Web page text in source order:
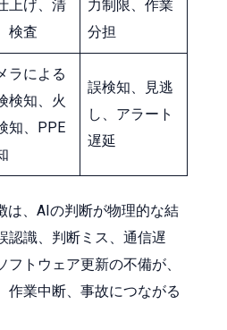
上げ、清
検査
力制限、作業
分担
ラによる
検知、火
知、PPE
誤検知、見逃
し、アラート
遅延
は、AIの判断が物理的な結
認識、判断ミス、通信遅
トウェア更新の不備が、
作業中断、事故につながる